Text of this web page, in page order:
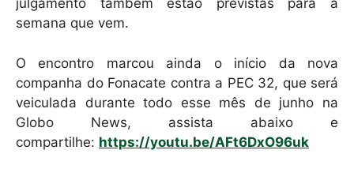
julgamento também estão previstas para a
semana que vem.
O encontro marcou ainda o início da nova
companha do Fonacate contra a PEC 32, que será
veiculada durante todo esse mês de junho na
Globo News, assista abaixo e
compartilhe: https://youtu.be/AFt6DxO96uk